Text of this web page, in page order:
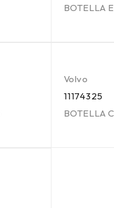
BOTELLA
Volvo
11174325
BOTELLA